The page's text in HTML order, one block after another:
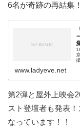
6名が奇跡の再結集
www.ladyeve.net
第2弾と屋外上映会
スト登壇者も発表
なっています！！